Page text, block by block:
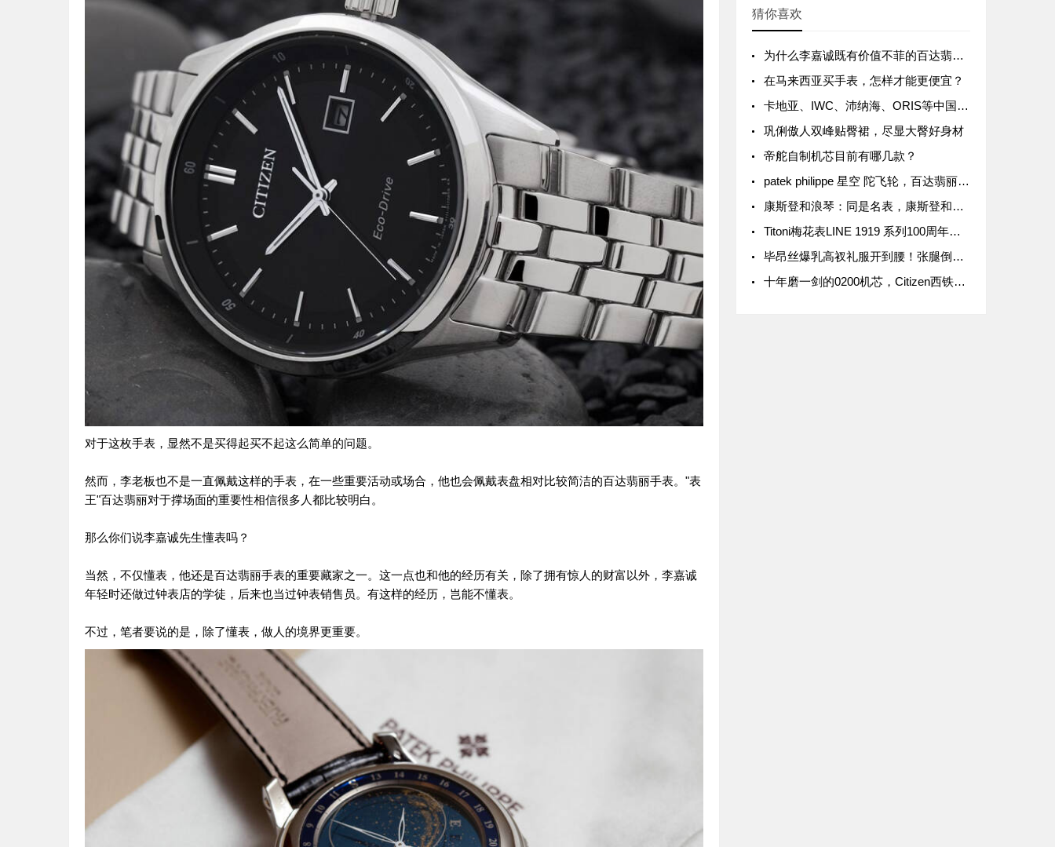
对于这枚手表，显然不是买得起买不起这么简单的问题。
然而，李老板也不是一直佩戴这样的手表，在一些重要活动或场合，他也会佩戴表盘相对比较简洁的百达翡丽手表。"表
王"百达翡丽对于撑场面的重要性相信很多人都比较明白。
那么你们说李嘉诚先生懂表吗？
当然，不仅懂表，他还是百达翡丽手表的重要藏家之一。这一点也和他的经历有关，除了拥有惊人的财富以外，李嘉诚
年轻时还做过钟表店的学徒，后来也当过钟表销售员。有这样的经历，岂能不懂表。
不过，笔者要说的是，除了懂表，做人的境界更重要。
猜你喜欢
为什么李嘉诚既有价值不菲的百达翡丽，也戴几千块钱的电子表？
在马来西亚买手表，怎样才能更便宜？
卡地亚、IWC、沛纳海、ORIS等中国涨价，最高涨幅15%
巩俐傲人双峰贴臀裙，尽显大臀好身材
帝舵自制机芯目前有哪几款？
patek philippe 星空 陀飞轮，百达翡丽6002G天文陀飞轮
康斯登和浪琴：同是名表，康斯登和浪琴究竟有何区别？
Titoni梅花表LINE 1919 系列100周年纪念款价格介绍
毕昂丝爆乳高衩礼服开到腰！张腿倒出巨胸、三角洲网暴动
十年磨一剑的0200机芯，Citizen西铁城发布全新高级腕表